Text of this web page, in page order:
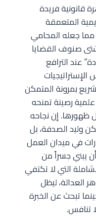
قانونية فريدة
المتعمقة
مما جعله المحامي
صنوف القضايا
عند الترافع
بمرونة المتمكن
رصينة تمنحه
ظهورها. إن نجاحه
وليد الصدفة، بل
في ميدان العمل
يبني جسراً من
التي لا تكتفي
العدالة، ليظل
تبحث عن الخبرة
تنافس.